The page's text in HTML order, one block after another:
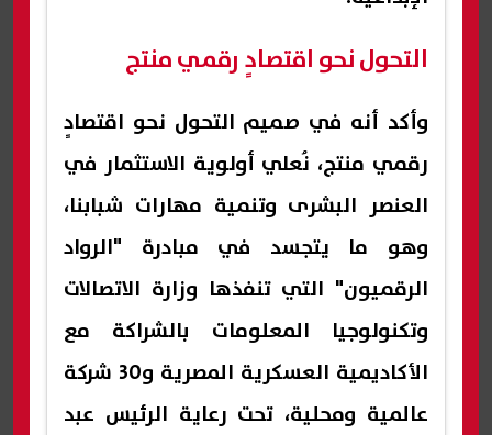
التحول نحو اقتصادٍ رقمي منتج
وأكد أنه في صميم التحول نحو اقتصادٍ
رقمي منتج، نُعلي أولوية الاستثمار في
العنصر البشرى وتنمية مهارات شبابنا،
وهو ما يتجسد في مبادرة "الرواد
الرقميون" التي تنفذها وزارة الاتصالات
وتكنولوجيا المعلومات بالشراكة مع
الأكاديمية العسكرية المصرية و30 شركة
عالمية ومحلية، تحت رعاية الرئيس عبد